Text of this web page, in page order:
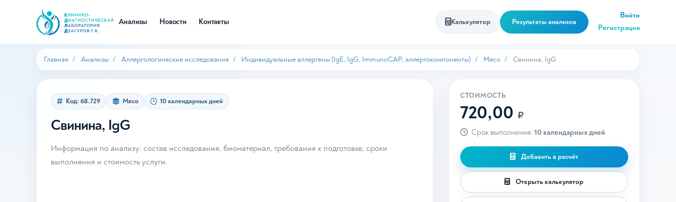
Анализы Новости Контакты Калькулятор Результаты анализов
Войти
Регистрация
Главная Анализы Аллергологические исследования Индивидуальные аллергены (IgE, IgG, ImmunoCAP, аллергокомпоненты) Мясо Свинина, IgG
Код: 68.729 Мясо 10 календарных дней
Свинина, IgG
Информация по анализу: состав исследования, биоматериал, требования к подготовке, сроки
выполнения и стоимость услуги.
СТОИМОСТЬ
720,00 ₽
Срок выполнения: 10 календарных дней
Добавить в расчёт
Открыть калькулятор